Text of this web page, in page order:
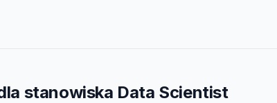
stanowiska Data Scientist